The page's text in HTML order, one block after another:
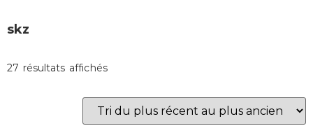
skz
27 résultats affichés